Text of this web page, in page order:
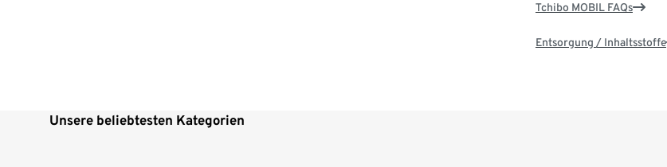
Tchibo MOBIL FAQs
Entsorgung / Inhaltsstoffe
Unsere beliebtesten Kategorien